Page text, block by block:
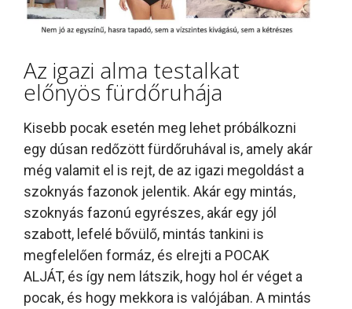
Az igazi alma testalkat
előnyös fürdőruhája
Kisebb pocak esetén meg lehet próbálkozni
egy dúsan redőzött fürdőruhával is, amely akár
még valamit el is rejt, de az igazi megoldást a
szoknyás fazonok jelentik. Akár egy mintás,
szoknyás fazonú egyrészes, akár egy jól
szabott, lefelé bővülő, mintás tankini is
megfelelően formáz, és elrejti a POCAK
ALJÁT, és így nem látszik, hogy hol ér véget a
pocak, és hogy mekkora is valójában. A mintás